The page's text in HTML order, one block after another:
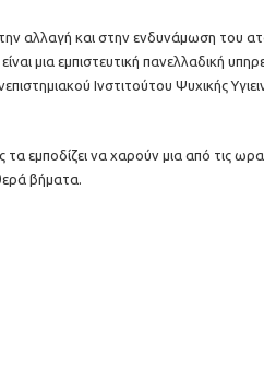
αλλαγή και στην ενδυνάμωση του
είναι μια εμπιστευτική πανελλαδική
Ινστιτούτου Ψυχικής
εμποδίζει να χαρούν μια από τις
βήματα.